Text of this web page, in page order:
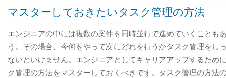
マスターしておきたいタスク管理の方法
エンジニアの中には複数の案件を同時並行で進めていくことも
う。その場合、今何をやって次にどれを行うかタスク管理をし
ないといけません。エンジニアとしてキャリアアップするため
ク管理の方法をマスターしておくべきです。タスク管理の方法